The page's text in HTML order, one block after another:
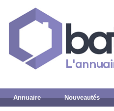
Annuaire Nouveautés